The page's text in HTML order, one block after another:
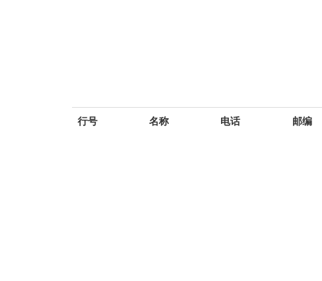
行号 名称 电话 邮编